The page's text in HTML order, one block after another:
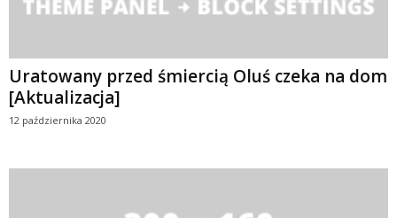
Uratowany przed śmiercią Oluś czeka na dom
[Aktualizacja]
12 października 2020